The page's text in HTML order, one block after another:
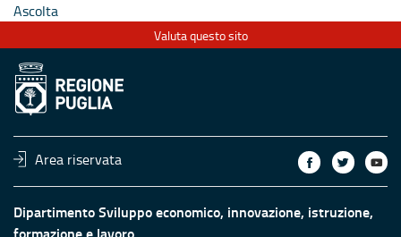
Ascolta
Valuta questo sito
Area riservata
Dipartimento Sviluppo economico, innovazione, istruzione,